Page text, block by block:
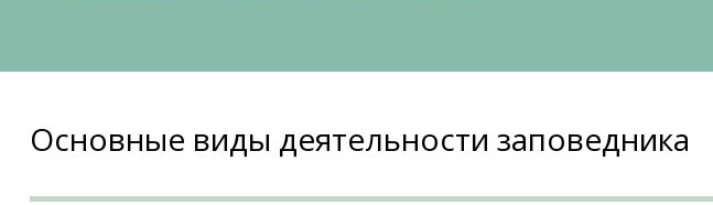
Основные виды деятельности заповедника